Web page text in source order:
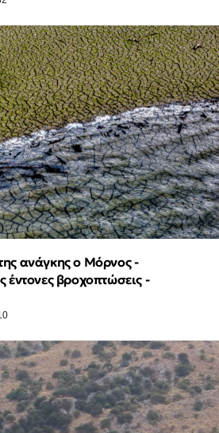
ανάγκης ο Μόρνος -
έντονες βροχοπτώσεις -